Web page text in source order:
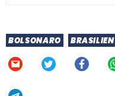
BOLSONARO BRASILIEN